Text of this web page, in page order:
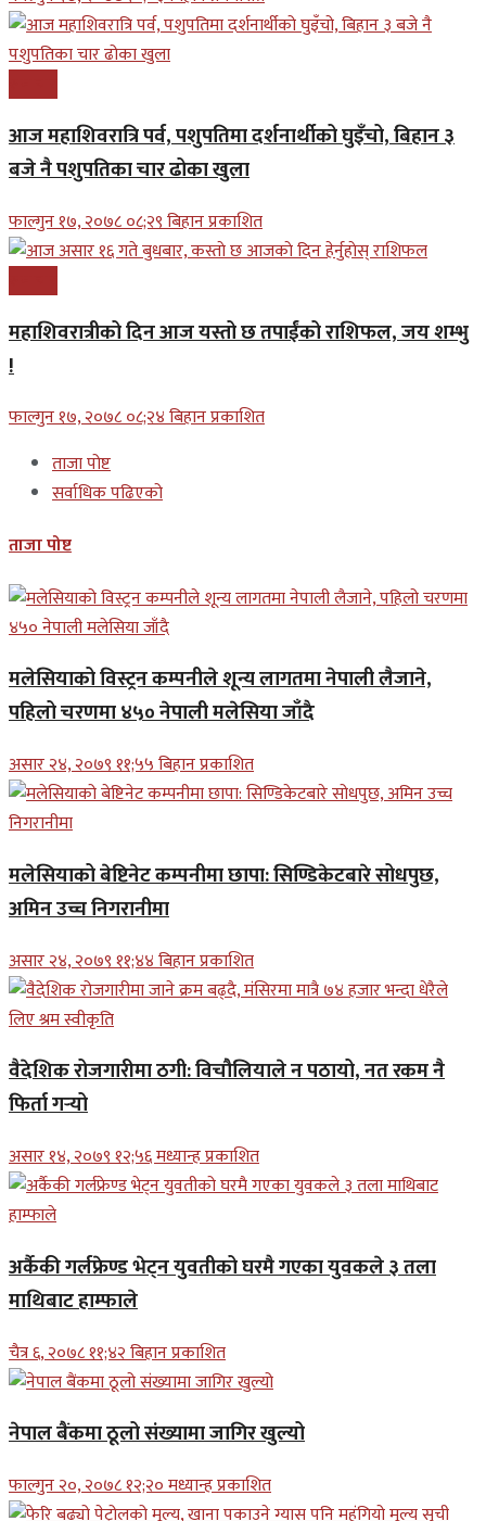
आज महाशिवरात्रि पर्व, पशुपतिमा दर्शनार्थीको घुइँचो, बिहान ३
बजे नै पशुपतिका चार ढोका खुला
फाल्गुन १७, २०७८ ०८;२९ बिहान प्रकाशित
महाशिवरात्रीको दिन आज यस्तो छ तपाईंको राशिफल, जय शम्भु
!
फाल्गुन १७, २०७८ ०८;२४ बिहान प्रकाशित
ताजा पोष्ट
सर्वाधिक पढिएको
ताजा पोष्ट
मलेसियाको विस्ट्रन कम्पनीले शून्य लागतमा नेपाली लैजाने,
पहिलो चरणमा ४५० नेपाली मलेसिया जाँदै
असार २४, २०७९ ११;५५ बिहान प्रकाशित
मलेसियाको बेष्टिनेट कम्पनीमा छापा: सिण्डिकेटबारे सोधपुछ,
अमिन उच्च निगरानीमा
असार २४, २०७९ ११;४४ बिहान प्रकाशित
वैदेशिक रोजगारीमा ठगी: विचौलियाले न पठायो, नत रकम नै
फिर्ता गर्‍यो
असार १४, २०७९ १२;५६ मध्यान्ह प्रकाशित
अर्कैकी गर्लफ्रेण्ड भेट्न युवतीको घरमै गएका युवकले ३ तला
माथिबाट हाम्फाले
चैत्र ६, २०७८ ११;४२ बिहान प्रकाशित
नेपाल बैंकमा ठूलो संख्यामा जागिर खुल्यो
फाल्गुन २०, २०७८ १२;२० मध्यान्ह प्रकाशित